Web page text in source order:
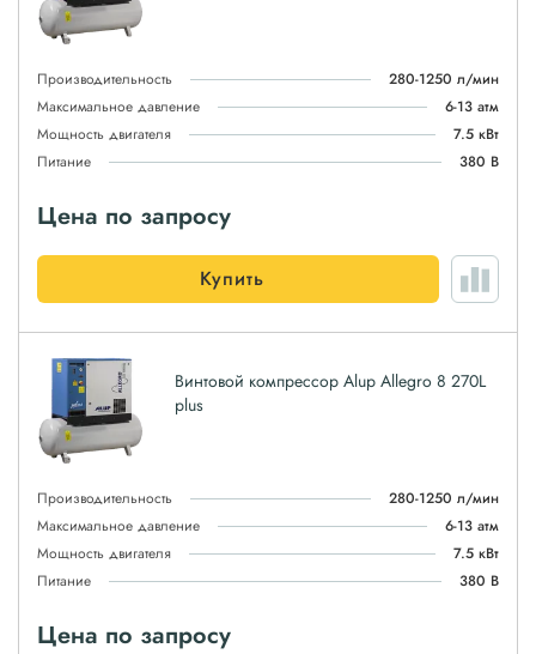
Производительность
280-1250 л/мин
Максимальное давление
6-13 атм
Мощность двигателя
7.5 кВт
Питание
380 В
Цена по запросу
Купить
Винтовой компрессор Alup Allegro 8 270L
plus
Производительность
280-1250 л/мин
Максимальное давление
6-13 атм
Мощность двигателя
7.5 кВт
Питание
380 В
Цена по запросу